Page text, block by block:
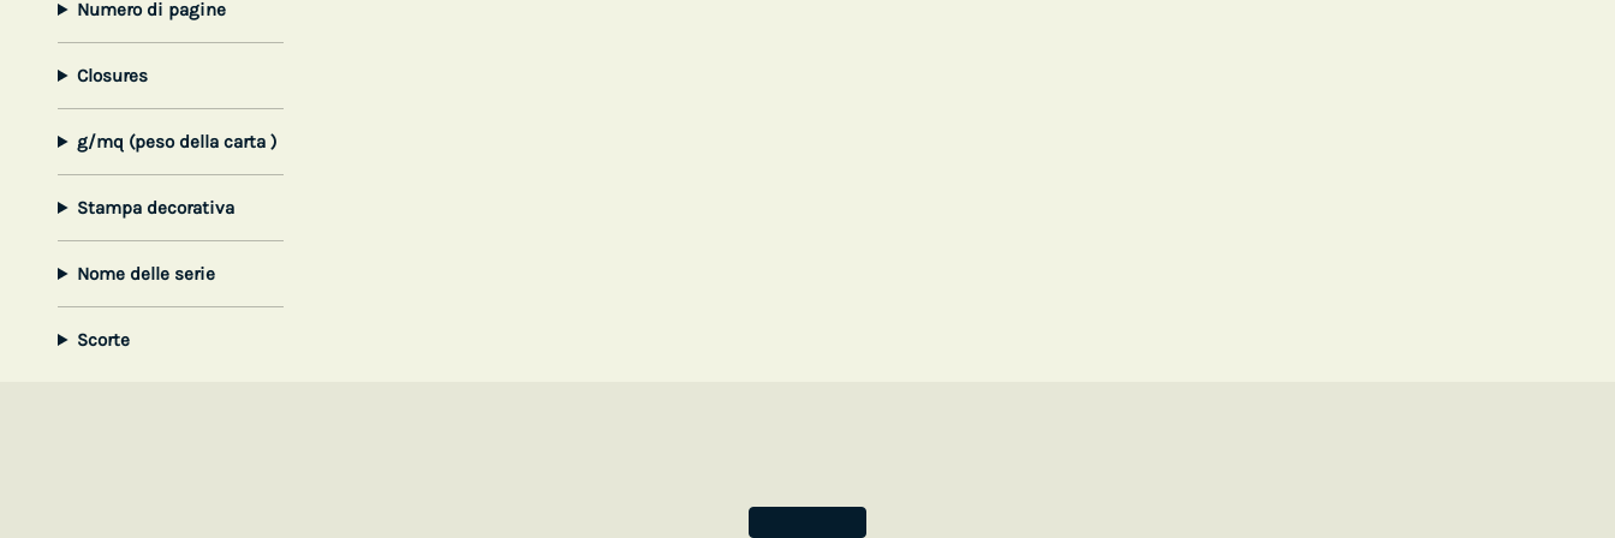
Numero di pagine
Closures
g/mq (peso della carta )
Stampa decorativa
Nome delle serie
Scorte